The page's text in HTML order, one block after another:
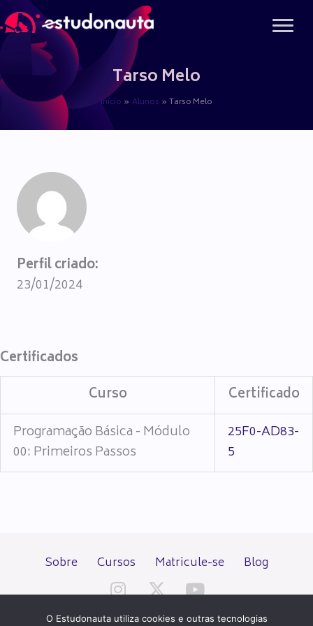
para
conteúdo
Tarso Melo
Início Alunos Tarso Melo
Perfil criado:
23/01/2024
Certificados
Curso
Certificado
Programação Básica - Módulo
00: Primeiros Passos
25F0-AD83-
5
Sobre Cursos Matricule-se Blog
O Estudonauta utiliza cookies e outras tecnologias